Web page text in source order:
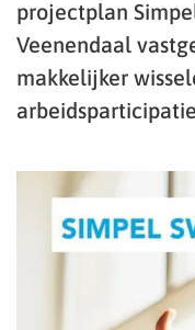
projectplan
Veenendaal
makkelijker